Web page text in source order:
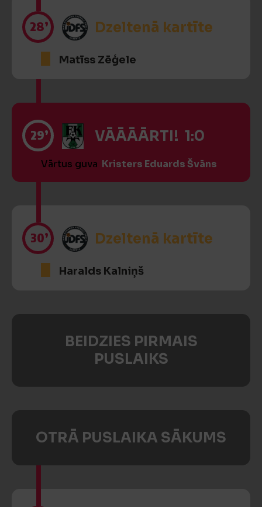
28’ Dzeltenā kartīte
Matīss Zēģele
29’ VĀĀĀĀRTI! 1:0
Vārtus guva Kristers Eduards Švāns
30’ Dzeltenā kartīte
Haralds Kalniņš
BEIDZIES PIRMAIS
PUSLAIKS
OTRĀ PUSLAIKA SĀKUMS